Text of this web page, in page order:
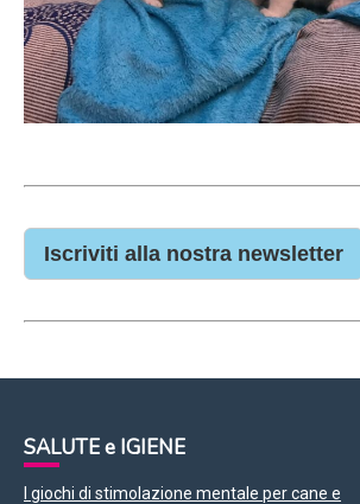
Iscriviti alla nostra newsletter
SALUTE e IGIENE
I giochi di stimolazione mentale per cane e